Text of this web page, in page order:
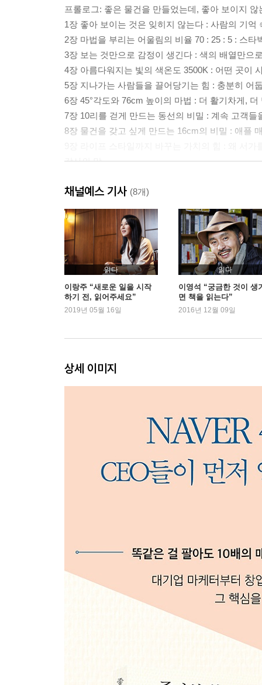
프롤로그: 좋은 물건을 만들었는데, 좋아 보이지 않
1장 좋아 보이는 것은 잊히지 않는다 : 사람의 기억
2장 마법을 부리는 어울림의 비율 70 : 25 : 5 : 스
3장 보는 것만으로 감정이 생긴다 : 색의 배열만으
4장 아름다워지는 빛의 색온도 3500K : 어떤 곳이
5장 지나가는 사람들을 끌어당기는 힘 : 충분히 어
6장 45°각도와 76cm 높이의 마법 : 더 활기차게,
7장 10리를 걷게 만드는 동선의 비밀 : 계속 고객들
8장 물건을 갖고 싶게 만드는 16cm의 비밀 : 애플
감사의 말
사진 출처
채널예스 기사 (8개)
읽다
이랑주 “새로운 일을 시작
하기 전, 읽어주세요”
2019년 05월 16일
읽다
이영석 “궁금한 것이 생
면 책을 읽는다”
2016년 12월 09일
상세 이미지